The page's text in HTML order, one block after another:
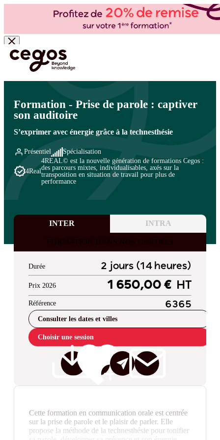
Skip to main content
Vous êtes ici : Accueil >Cegos, organisme de formation à Paris et en régions
professionnelle>Prise de parole en public
Formation - Prise de parole : captiver
son auditoire
S’exprimer avec énergie grâce à la technesthésie
Présentiel Spécialisation
4Real
4REAL© est la nouvelle génération de formations Cegos :
des parcours mixtes, individualisables, axés sur la
transposition en situation de travail pour plus de
performance
INTER INTRA
FORMATION DANS NOS CENTRES
Durée 2 jours (14 heures)
Prix 2026 1 650,00 € HT
Référence 6365
Consulter les dates et villes
Choisir une session
Cette formation en communication orale est centrée
sur la prise de parole et le plaisir de parler. Elle
propose la méthode de la technesthésie pour tonifier